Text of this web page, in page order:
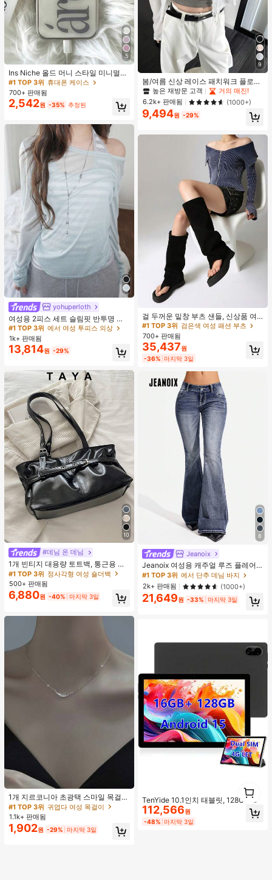
5
Ins Niche 올드 머니 스타일 미니멀리
스트 영국식 전기 도금 실버 엣지 풀
커버리지 휴대폰 케이스, 아이폰 16 프
로 맥스, 애플 17 프로 맥스, 1/3/12/11,
14 프로 호환 (태그 없음)
#1 TOP 3위
휴대폰 케이스
거의 매진!
#1 TOP 3위 휴대폰 케이스
거의 매진!
#1 TOP 3위 휴대폰 케이스
거의 매진!
#1 TOP 3위 휴대폰 케이스
700+ 판매됨
2,542원 -35% 추정된
yohuperloth
여성용 2피스 세트 슬림핏 반투명 스
파게티 스트랩 스트라이프 캐미솔 탑
우아한
#1 TOP 3위 에서 여성 투피스 의상
거의 매진!
#1 TOP 3위 에서 여성 투피스 의상
거의 매진!
#1 TOP 3위 에서 여성 투피스 의상
거의 매진!
#1 TOP 3위 에서 여성 투피스 의상
1k+ 판매됨
13,814원 -29%
10
#데님 온 데님
1개 빈티지 대용량 토트백, 통근용 오
버사이즈 겨드랑이 가방, 패션 오토바
이 가방, PU 솔리드 컬러 오일 왁스 가
죽, 스트랩 장식, 지퍼 잠금, 직장/학
교/여행/선물용 여성 숄더백, 일상 사
#1 TOP 3위 정사각형 여성 숄더백
거의 매진!
#1 TOP 3위 정사각형 여성 숄더백
거의 매진!
#1 TOP 3위 정사각형 여성 숄더백
거의 매진!
#1 TOP 3위 정사각형 여성 숄더백
500+ 판매됨
6,880원 -40% 마지막 3일
1개 지르코니아 초광택 스마일 목걸
이, 미니멀리스트 경량 패션 다용도 목
걸이, 여성 모임, 연회, 데이트, 휴일,
선물에 적합
#1 TOP 3위 귀엽다 여성 목걸이
거의 매진!
#1 TOP 3위 귀엽다 여성 목걸이
거의 매진!
#1 TOP 3위 귀엽다 여성 목걸이
거의 매진!
#1 TOP 3위 귀엽다 여성 목걸이
1.1k+ 판매됨
1,902원 -29% 마지막 3일
9
봄/여름 신상 레이스 패치워크 플로럴
트림 소프트 니트 가디건 경량 재킷 탑
여성용 화이트, 에스테틱
높은 재방문 고객
거의 매진!
6.2k+ 판매됨
(1000+)
9,494원 -29%
걸 두꺼운 밑창 부츠 샌들, 신상품 여
름 키높이 롱 샤프트 니치 섹시 팝 걸
끈 레트로 스트리트 스타일 앵클 부츠
#1 TOP 3위
거의 매진!
#1 TOP 3위 검은색 여성 패션 부츠
거의 매진!
#1 TOP 3위 검은색 여성 패션 부츠
거의 매진!
#1 TOP 3위 검은색 여성 패션 부츠
거의 매진!
700+ 판매됨
35,437원
-36% 마지막 3일
8
Jeanoix
Jeanoix 여성용 캐주얼 루즈 플레어
레그 로우웨이스트 청바지
#1 TOP 3위 에서 단추 데님 바지
2k+ 판매됨
(1000+)
21,649원 -33% 마지막 3일
TenYide 10.1인치 태블릿, 128GB 저
장 공간, 16GB (8GB+8GB 확장 가능)
RAM, 듀얼 SIM 슬롯, 최대 1TB 저장
공간 확장 지원 (TF 카드 미포함), FH
112,566원
-48% 마지막 3일